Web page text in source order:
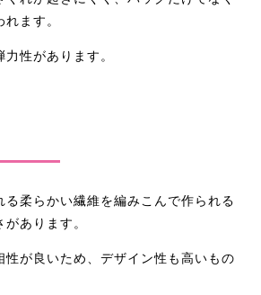
ます。
性があります。
る柔らかい繊維を編みこんで作られる
あります。
性が良いため、デザイン性も高いもの